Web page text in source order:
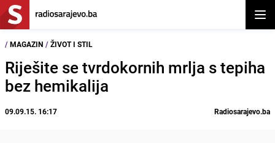
/ MAGAZIN / ŽIVOT I STIL
Riješite se tvrdokornih mrlja s tepiha
bez hemikalija
09.09.15. 16:17 Radiosarajevo.ba